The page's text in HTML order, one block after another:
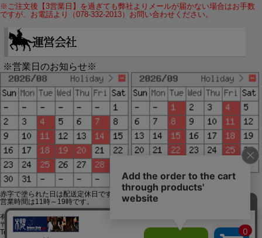
※ご注文後【3営業日】を過ぎても弊社よりメールが届かない場合はお手数
ですが、お電話より（078-332-2013）お問い合わせください。
※営業日のお知らせ※
赤字で塗られた日は配送定休日です。
営業時間は11時～19時です。
有限会社ジップジップ SakuraStyle通販事業部
〒650-0021 神戸市中央区三宮町3-9-19イトウビル1,4F
Tel:078-332-2013 FAX:078-333-6644